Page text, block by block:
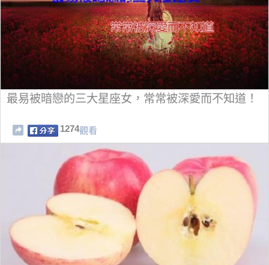
最易被暗戀的三大星座女，常常被深愛而不知道！
1274觀看